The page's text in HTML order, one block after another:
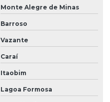
Monte Alegre de Minas
Barroso
Vazante
Caraí
Itaobim
Lagoa Formosa